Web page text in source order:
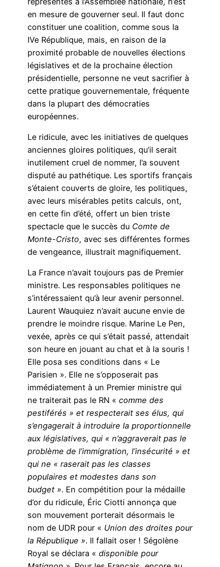
en mesure de gouverner seul. Il faut donc
constituer une coalition, comme sous la
IVe République, mais, en raison de la
proximité probable de nouvelles élections
législatives et de la prochaine élection
présidentielle, personne ne veut sacrifier à
cette pratique gouvernementale, fréquente
dans la plupart des démocraties
européennes.
Le ridicule, avec les initiatives de quelques
anciennes gloires politiques, qu’il serait
inutilement cruel de nommer, l’a souvent
disputé au pathétique. Les sportifs français
s’étaient couverts de gloire, les politiques,
avec leurs misérables petits calculs, ont,
en cette fin d’été, offert un bien triste
spectacle que le succès du Comte de
Monte-Cristo, avec ses différentes formes
de vengeance, illustrait magnifiquement.
La France n’avait toujours pas de Premier
ministre. Les responsables politiques ne
s’intéressaient qu’à leur avenir personnel.
Laurent Wauquiez n’avait aucune envie de
prendre le moindre risque. Marine Le Pen,
vexée, après ce qui s’était passé, attendait
son heure en jouant au chat et à la souris !
Elle posa ses conditions dans « Le
Parisien ». Elle ne s’opposerait pas
immédiatement à un Premier ministre qui
ne traiterait pas le RN « comme des
pestiférés » et respecterait ses élus, qui
s’engagerait à introduire la proportionnelle
aux législatives, qui « n’aggraverait pas le
problème de l’immigration, l’insécurité » et
qui ne « raserait pas les classes
populaires et modestes dans son
budget ». En compétition pour la médaille
d’or du ridicule, Éric Ciotti annonça que
son mouvement porterait désormais le
nom de UDR pour « Union des droites pour
la République ». Il fallait oser ! Ségolène
Royal se déclara « disponible pour